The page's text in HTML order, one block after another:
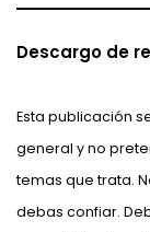
Descargo de
Esta publicación
general y no
temas que trata.
debas confiar.